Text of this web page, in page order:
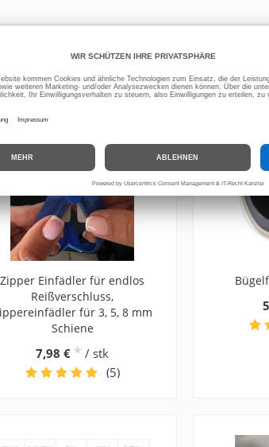
Zipper Einfädler für endlos
Reißverschluss,
für 3, 5, 8 mm
Schiene
7,98 € * / stk
(5)